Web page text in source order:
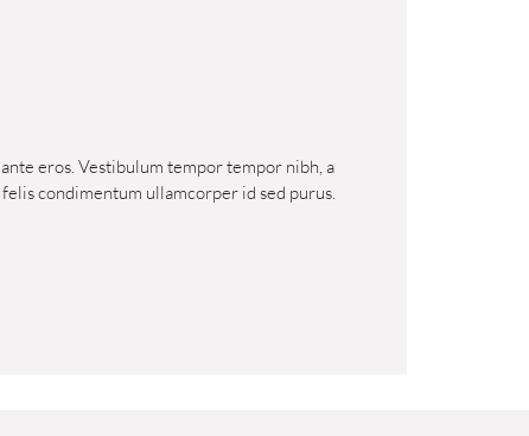
eros. Vestibulum tempor tempor nibh, a
condimentum ullamcorper id sed purus.